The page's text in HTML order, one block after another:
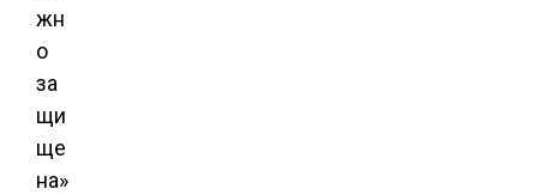
жн
о
за
щи
ще
на»